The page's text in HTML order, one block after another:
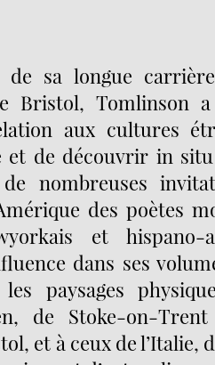
sa longue carrière
Bristol, Tomlinson
aux cultures
et de découvrir in
nombreuses
des poètes
et hispano-
dans ses
les paysages
de Stoke-on-
et à ceux de l’Italie,